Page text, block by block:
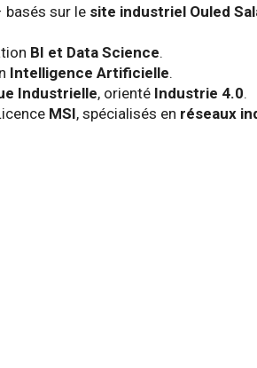
basés sur le site industriel Ouled
BI et Data Science.
Intelligence Artificielle.
Industrielle, orienté Industrie 4.0.
MSI, spécialisés en réseaux